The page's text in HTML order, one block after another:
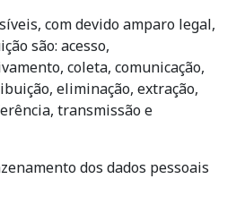
com devido amparo legal,
são: acesso,
coleta, comunicação,
eliminação, extração,
transmissão e
dos dados pessoais